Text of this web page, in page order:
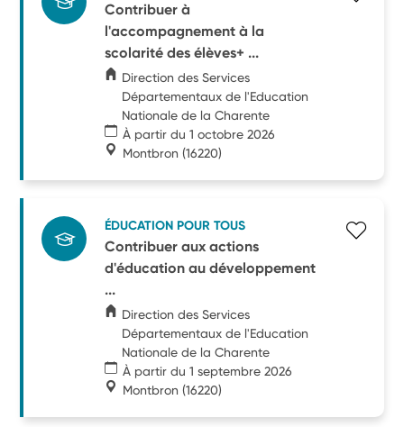
Contribuer à
l'accompagnement à la
scolarité des élèves+ ...
Direction des Services
Départementaux de l'Education
Nationale de la Charente
À partir du 1 octobre 2026
Montbron (16220)
ÉDUCATION POUR TOUS
Contribuer aux actions
d'éducation au développement
...
Direction des Services
Départementaux de l'Education
Nationale de la Charente
À partir du 1 septembre 2026
Montbron (16220)